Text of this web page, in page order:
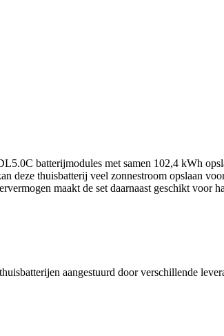
batterijmodules met samen 102,4 kWh
deze thuisbatterij veel zonnestroom opslaan
maakt de set daarnaast geschikt voor
aangestuurd door verschillende